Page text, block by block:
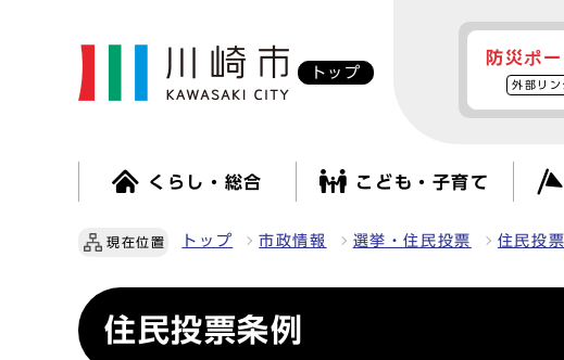
トップ
防災ポ
外部リン
くらし・総合 こども・子育て
現在位置 トップ 市政情報 選挙・住民投票 住民投
住民投票条例